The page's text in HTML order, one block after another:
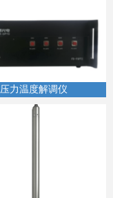
压力温度解调仪